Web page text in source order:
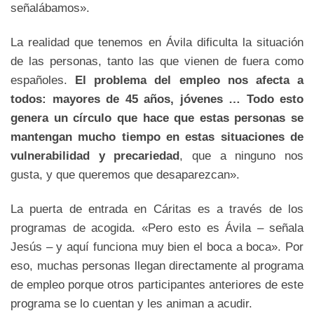
señalábamos».
La realidad que tenemos en Ávila dificulta la situación
de las personas, tanto las que vienen de fuera como
españoles. El problema del empleo nos afecta a
todos: mayores de 45 años, jóvenes … Todo esto
genera un círculo que hace que estas personas se
mantengan mucho tiempo en estas situaciones de
vulnerabilidad y precariedad, que a ninguno nos
gusta, y que queremos que desaparezcan».
La puerta de entrada en Cáritas es a través de los
programas de acogida. «Pero esto es Ávila – señala
Jesús – y aquí funciona muy bien el boca a boca». Por
eso, muchas personas llegan directamente al programa
de empleo porque otros participantes anteriores de este
programa se lo cuentan y les animan a acudir.